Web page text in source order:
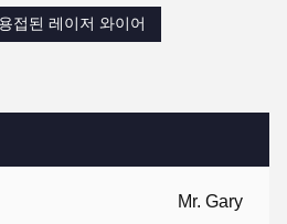
Mr. Gary
용접된 레이저 와이어